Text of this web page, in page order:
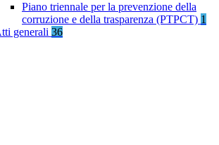
Piano triennale per la prevenzione della
corruzione e della trasparenza (PTPCT) 1
generali 36